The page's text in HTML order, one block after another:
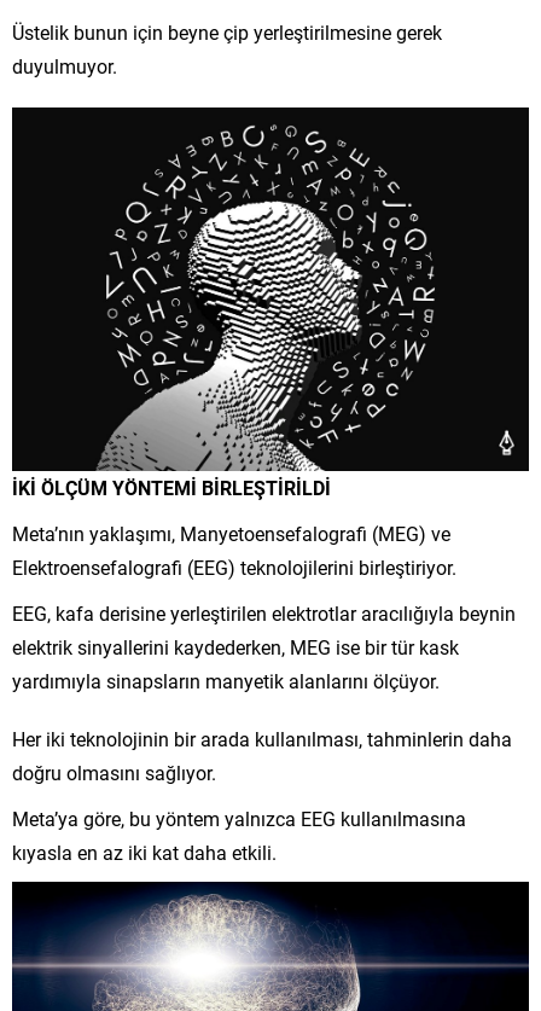
Üstelik bunun için beyne çip yerleştirilmesine gerek
duyulmuyor.
İKİ ÖLÇÜM YÖNTEMİ BİRLEŞTİRİLDİ
Meta’nın yaklaşımı, Manyetoensefalografi (MEG) ve
Elektroensefalografi (EEG) teknolojilerini birleştiriyor.
EEG, kafa derisine yerleştirilen elektrotlar aracılığıyla beynin
elektrik sinyallerini kaydederken, MEG ise bir tür kask
yardımıyla sinapsların manyetik alanlarını ölçüyor.
Her iki teknolojinin bir arada kullanılması, tahminlerin daha
doğru olmasını sağlıyor.
Meta’ya göre, bu yöntem yalnızca EEG kullanılmasına
kıyasla en az iki kat daha etkili.